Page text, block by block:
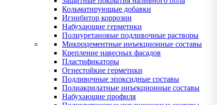
Кольматирующые добавки
Игнибитор коррозии
Набухающие герметики
Полиуретановые подливочные растворы
Микроцементные инъекционные составы
Крепление навесных фасадов
Пластификаторы
Огнестойкие герметики
Подливочные эпоксидные составы
Полиакрилатные инъекционные составы
Набухающие профиля